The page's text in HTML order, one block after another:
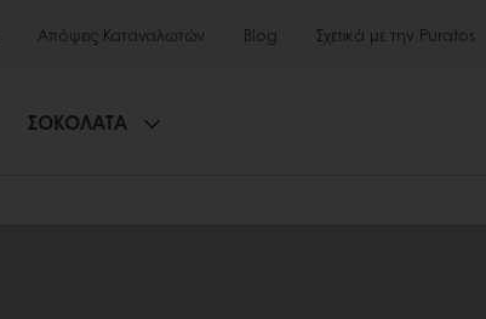
Απόψεις Καταναλωτών Blog Σχετικά με την Puratos
ΣΟΚΟΛΑΤΑ